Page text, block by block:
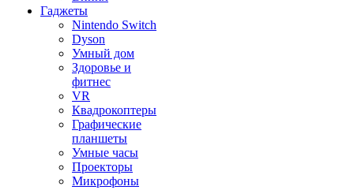
Гаджеты
Nintendo Switch
Dyson
Умный дом
Здоровье и
фитнес
VR
Квадрокоптеры
Графические
планшеты
Умные часы
Проекторы
Микрофоны